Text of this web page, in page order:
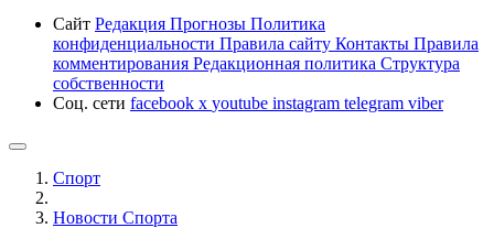
Сайт Редакция Прогнозы Политика
конфиденциальности Правила сайту Контакты Правила
комментирования Редакционная политика Структура
собственности
Соц. сети facebook x youtube instagram telegram viber
Спорт
Новости Cпорта